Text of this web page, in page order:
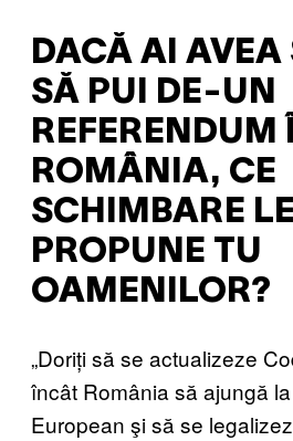
DACĂ AI AVEA
SĂ PUI DE-UN
REFERENDUM
ROMÂNIA, CE
SCHIMBARE
PROPUNE TU
OAMENILOR?
„Doriți să se actualizeze
încât România să ajungă
European şi să se